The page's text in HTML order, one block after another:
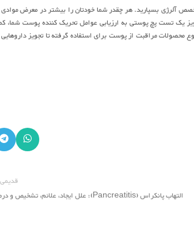
آلرژی بسپارید. هر چقدر شما خودتان را بیشتر در معرض
یک تست پچ پوستی به ارزیابی عوامل تحریک کننده پوست شما،
مراقبت از پوست برای استفاده گرفته تا تجویز
التهاب پانکراس (Pancreatitis): علل ایجاد، علائم، تشخیص و درمان